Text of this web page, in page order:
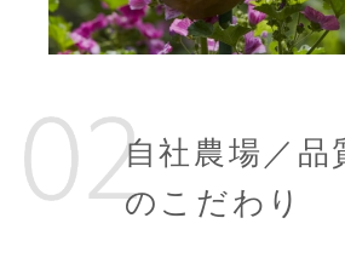
自社農場／品
のこだわり